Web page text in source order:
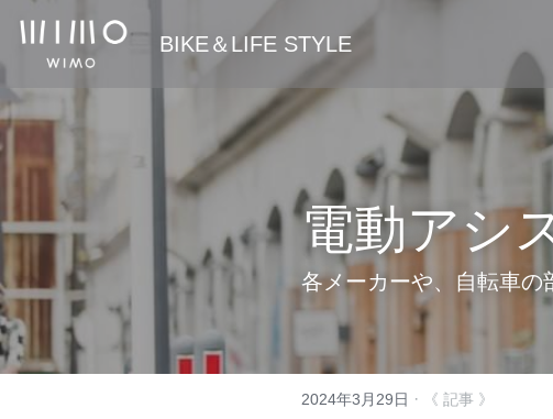
BIKE＆LIFE STYLE
電動アシ
各メーカーや、自転車の
2024年3月29日 · 《 記事 》